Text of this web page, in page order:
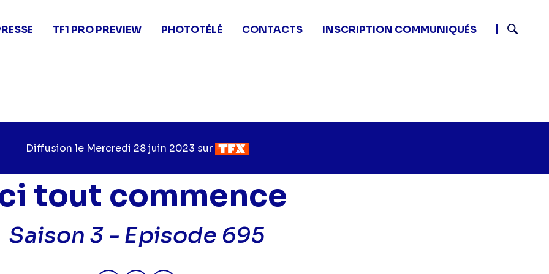
TF1 PRO PREVIEW PHOTOTÉLÉ CONTACTS
INSCRIPTION COMMUNIQUÉS
Diffusion le Jour
diffusion
Mercredi 28 juin 2023 sur Chaîne
diffusion
tout commence
Saison 3 - Episode 695